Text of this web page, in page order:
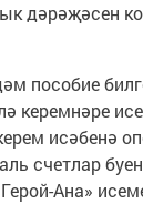
дәрәҗәсен
пособие
керемнәре
исәбенә
счетлар
Ана»